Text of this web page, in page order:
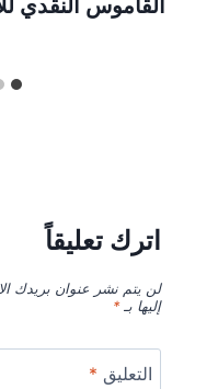
القاموس النقدي
اترك تعليقاً
لن يتم نشر عنوان بريدك
إليها بـ*
التعليق *